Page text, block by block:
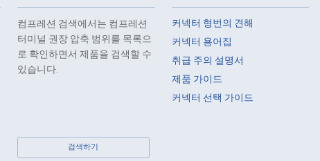
컴프레션 검색에서는 컴프레션
터미널 권장 압축 범위를 목록으
로 확인하면서 제품을 검색할 수
있습니다.
검색하기
커넥터 형번의 견해
커넥터 용어집
취급 주의 설명서
제품 가이드
커넥터 선택 가이드